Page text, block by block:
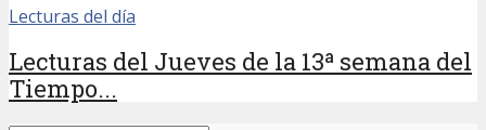
Lecturas del día
Lecturas del Jueves de la 13ª semana del
Tiempo...